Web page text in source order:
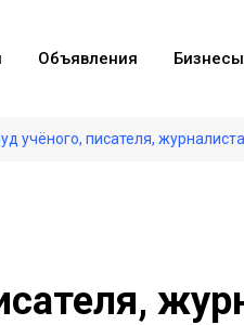
Объявления Бизнесы
учёного, писателя, журналиста